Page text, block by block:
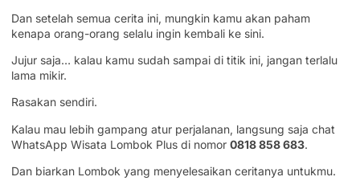
Dan setelah semua cerita ini, mungkin kamu akan paham
kenapa orang-orang selalu ingin kembali ke sini.
Jujur saja… kalau kamu sudah sampai di titik ini, jangan terlalu
lama mikir.
Rasakan sendiri.
Kalau mau lebih gampang atur perjalanan, langsung saja chat
WhatsApp Wisata Lombok Plus di nomor 0818 858 683.
Dan biarkan Lombok yang menyelesaikan ceritanya untukmu.